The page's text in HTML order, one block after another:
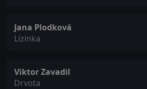
Jana Plodková
Lízinka
Viktor Zavadil
Drvota